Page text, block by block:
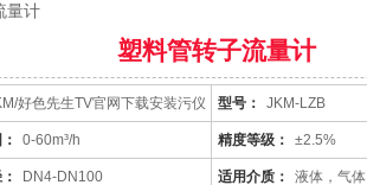
量计
塑料管转子流量计
好色先生TV官网下载安装污仪 型号： JKM-LZB
0-60m³/h 精度等级： ±2.5%
： DN4-DN100 适用介质： 液体，气体